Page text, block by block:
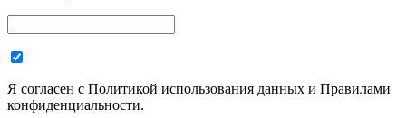
Я согласен с Политикой использования данных и Правилами
конфиденциальности.